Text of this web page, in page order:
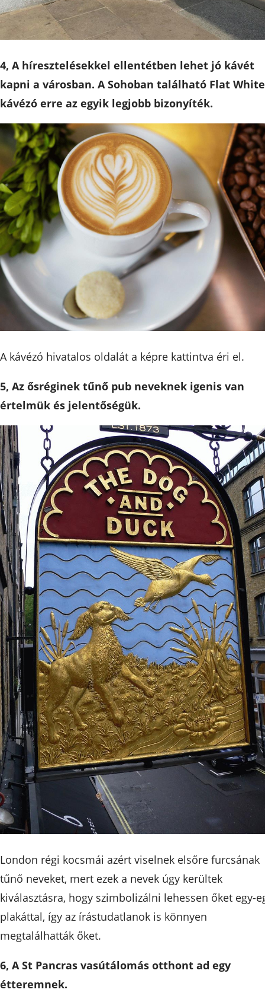
4, A híresztelésekkel ellentétben lehet jó kávét
kapni a városban. A Sohoban található Flat White
kávézó erre az egyik legjobb bizonyíték.
A kávézó hivatalos oldalát a képre kattintva éri el.
5, Az ősréginek tűnő pub neveknek igenis van
értelmük és jelentőségük.
London régi kocsmái azért viselnek elsőre furcsának
tűnő neveket, mert ezek a nevek úgy kerültek
kiválasztásra, hogy szimbolizálni lehessen őket egy-
plakáttal, így az írástudatlanok is könnyen
megtalálhatták őket.
6, A St Pancras vasútálomás otthont ad egy
étteremnek.